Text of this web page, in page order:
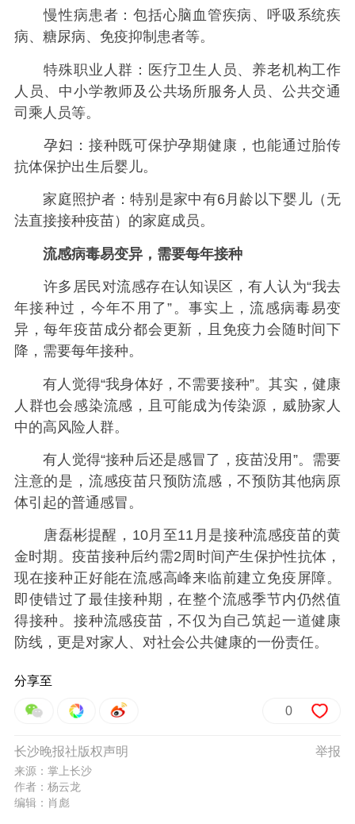
慢性病患者：包括心脑血管疾病、呼吸系统疾
病、糖尿病、免疫抑制患者等。
特殊职业人群：医疗卫生人员、养老机构工作
人员、中小学教师及公共场所服务人员、公共交通
司乘人员等。
孕妇：接种既可保护孕期健康，也能通过胎传
抗体保护出生后婴儿。
家庭照护者：特别是家中有6月龄以下婴儿（无
法直接接种疫苗）的家庭成员。
流感病毒易变异，需要每年接种
许多居民对流感存在认知误区，有人认为“我去
年接种过，今年不用了”。事实上，流感病毒易变
异，每年疫苗成分都会更新，且免疫力会随时间下
降，需要每年接种。
有人觉得“我身体好，不需要接种”。其实，健康
人群也会感染流感，且可能成为传染源，威胁家人
中的高风险人群。
有人觉得“接种后还是感冒了，疫苗没用”。需要
注意的是，流感疫苗只预防流感，不预防其他病原
体引起的普通感冒。
唐磊彬提醒，10月至11月是接种流感疫苗的黄
金时期。疫苗接种后约需2周时间产生保护性抗体，
现在接种正好能在流感高峰来临前建立免疫屏障。
即使错过了最佳接种期，在整个流感季节内仍然值
得接种。接种流感疫苗，不仅为自己筑起一道健康
防线，更是对家人、对社会公共健康的一份责任。
分享至
0
举报
长沙晚报社版权声明
来源：掌上长沙
作者：杨云龙
编辑：肖彪